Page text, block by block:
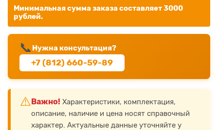
Минимальная сумма заказа составляет 3000
рублей.
📞 Нужна консультация?
+7 (812) 660-59-89
⚠️ Важно! Характеристики, комплектация,
описание, наличие и цена носят справочный
характер. Актуальные данные уточняйте у